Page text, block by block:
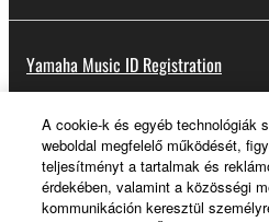
Yamaha Music ID Registration
About Yamaha
A cookie-k és egyéb technológiák
weboldal megfelelő működését,
teljesítményt a tartalmak és
érdekében, valamint a közösségi
kommunikáción keresztül